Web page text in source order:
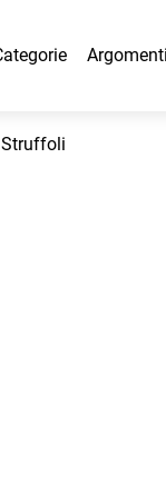
Argomenti
Struffoli